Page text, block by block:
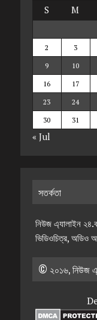
S
M
2
3
9
10
16
17
23
24
30
31
« Jul
সতর্কতা
নিউজ এ্যালাইন
ভিডিওচিত্র, অডিও
© ২০১৬, নিউজ